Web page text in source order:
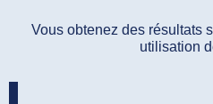
Vous obtenez des résultats
utilisation